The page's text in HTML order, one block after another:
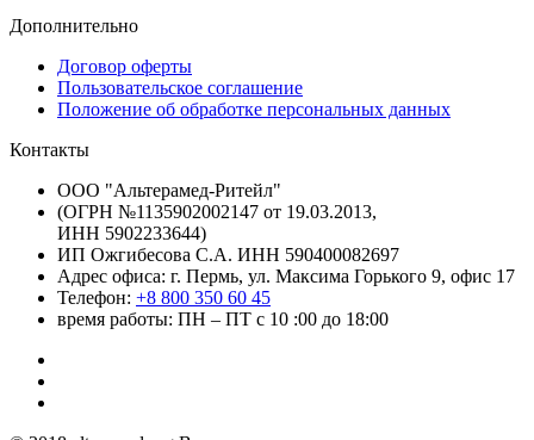
Дополнительно
Договор оферты
Пользовательское соглашение
Положение об обработке персональных данных
Контакты
ООО "Альтерамед-Ритейл"
(ОГРН №1135902002147 от 19.03.2013,
ИНН 5902233644)
ИП Ожгибесова С.А. ИНН 590400082697
Адрес офиса: г. Пермь, ул. Максима Горького 9, офис 17
Телефон: +8 800 350 60 45
время работы: ПН – ПТ с 10 :00 до 18:00